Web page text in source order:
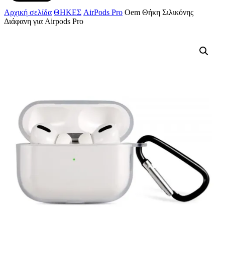
Αρχική σελίδα ΘΗΚΕΣ AirPods Pro Oem Θήκη Σιλικόνης
Διάφανη για Airpods Pro